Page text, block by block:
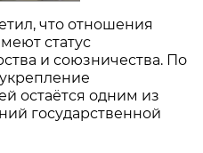
что отношения
статус
и союзничества. По
остаётся одним из
государственной